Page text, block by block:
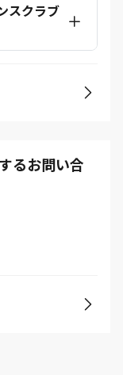
スクラブ
るお問い合